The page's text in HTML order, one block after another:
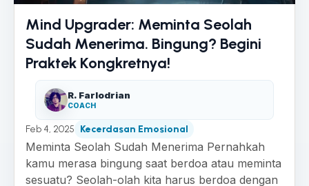
Mind Upgrader: Meminta Seolah
Sudah Menerima. Bingung? Begini
Praktek Kongkretnya!
R. Farlodrian
COACH
Feb 4, 2025 Kecerdasan Emosional
Meminta Seolah Sudah Menerima Pernahkah
kamu merasa bingung saat berdoa atau meminta
sesuatu? Seolah-olah kita harus berdoa dengan